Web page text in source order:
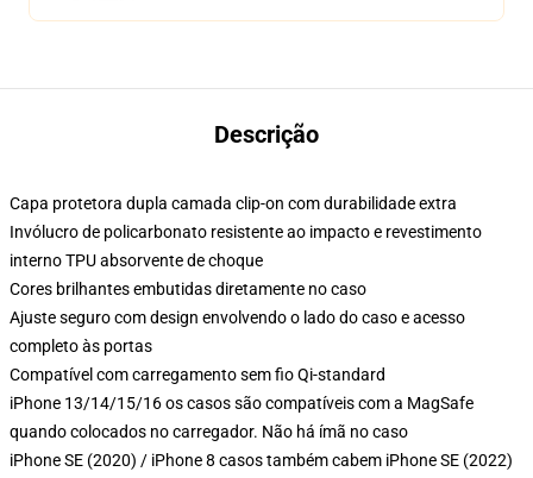
Descrição
Capa protetora dupla camada clip-on com durabilidade extra
Invólucro de policarbonato resistente ao impacto e revestimento
interno TPU absorvente de choque
Cores brilhantes embutidas diretamente no caso
Ajuste seguro com design envolvendo o lado do caso e acesso
completo às portas
Compatível com carregamento sem fio Qi-standard
iPhone 13/14/15/16 os casos são compatíveis com a MagSafe
quando colocados no carregador. Não há ímã no caso
iPhone SE (2020) / iPhone 8 casos também cabem iPhone SE (2022)